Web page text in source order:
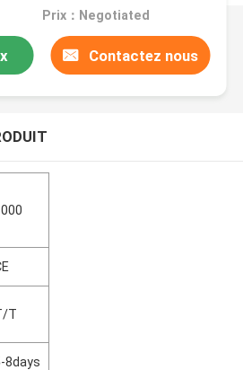
Prix：Negotiated
Contactez nous
T
8days